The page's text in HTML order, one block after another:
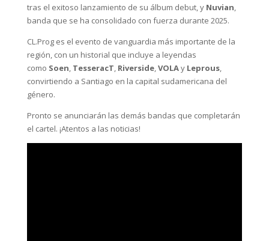
tras el exitoso lanzamiento de su álbum debut, y Nuvian,
banda que se ha consolidado con fuerza durante 2025.
CL.Prog es el evento de vanguardia más importante de la
región, con un historial que incluye a leyendas
como Soen, TesseracT, Riverside,VOLAy Leprous,
convirtiendo a Santiago en la capital sudamericana del
género.
Pronto se anunciarán las demás bandas que completarán
el cartel. ¡Atentos a las noticias!